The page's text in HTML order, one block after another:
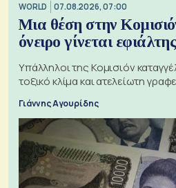
WORLD 07.08.2026, 07:00
Μια θέση στην
όνειρο γίνεται εφιάλτης
Υπάλληλοι της Κομισιόν
τοξικό κλίμα και ατελείωτη
Γιάννης Αγουρίδης